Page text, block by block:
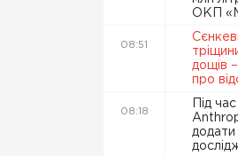
ОКП
08:51
дощів
про
08:18
Під